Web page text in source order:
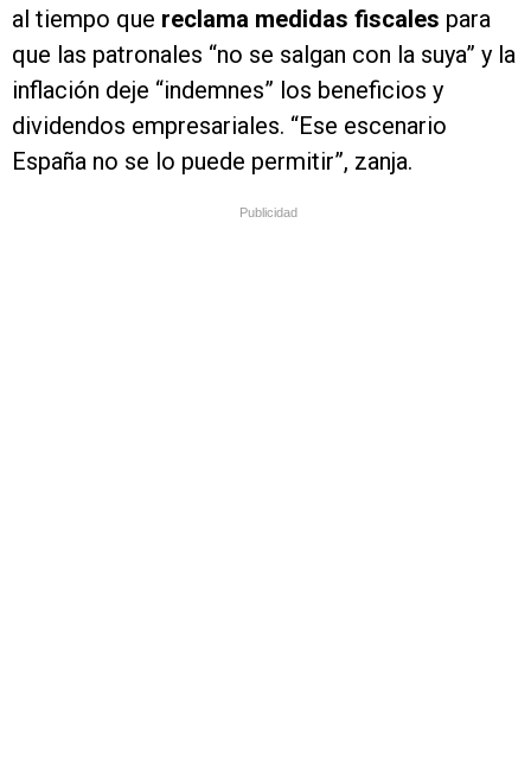
al tiempo que reclama medidas fiscales para
que las patronales “no se salgan con la suya” y la
inflación deje “indemnes” los beneficios y
dividendos empresariales. “Ese escenario
España no se lo puede permitir”, zanja.
Publicidad